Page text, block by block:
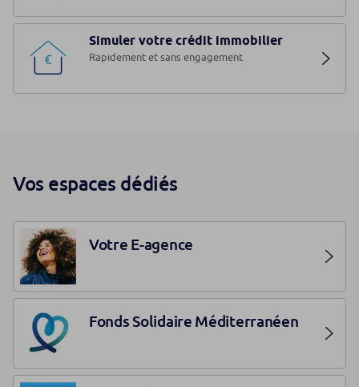
Simuler votre crédit immobilier
Rapidement et sans engagement
Vos espaces dédiés
Votre E-agence
Fonds Solidaire Méditerranéen